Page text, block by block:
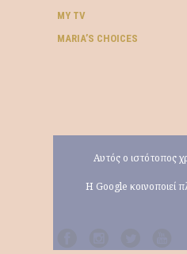
MY TV
ΜARIA’S CHOICES
Αυτός ο ιστότοπος
Η Google κοινοποιεί